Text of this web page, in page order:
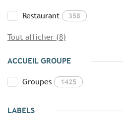
Restaurant 358
Tout afficher (8)
ACCUEIL GROUPE
Groupes 1425
LABELS